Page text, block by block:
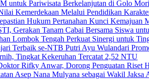
untuk Pariwisata Berkelanjutan di Golo Mori
Kemerdekaan Melalui Pendidikan
Hukum Pertanahan Kunci Kemajuan
Gerakan Tanam Cabai Bersama Siswa
Lombok Tengah Perkuat Sinergi untuk
Terbaik se-NTB Putri Ayu Wulandari
Tingkat Kekeruhan Tercatat 2,52 NTU
Rifky Anwar, Dorong Penguatan Riset
Asep Nana Mulyana sebagai Wakil Jaksa